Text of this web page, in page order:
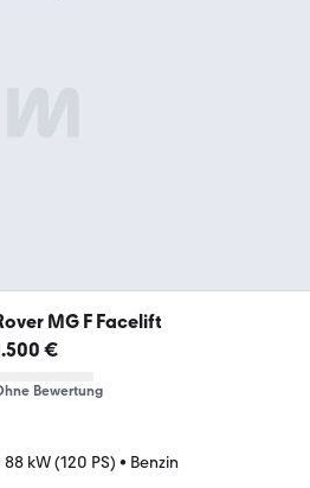
MG F Facelift
€
Bewertung
88 kW (120 PS) • Benzin